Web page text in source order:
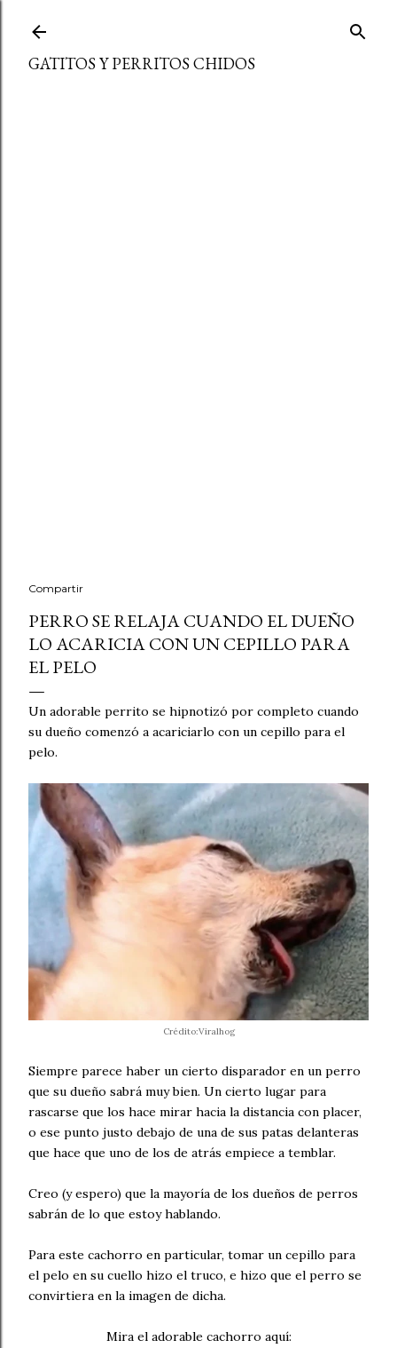
GATITOS Y PERRITOS CHIDOS
Compartir
PERRO SE RELAJA CUANDO EL DUEÑO
LO ACARICIA CON UN CEPILLO PARA
EL PELO
Un adorable perrito se hipnotizó por completo cuando
su dueño comenzó a acariciarlo con un cepillo para el
pelo.
Crédito:Viralhog
Siempre parece haber un cierto disparador en un perro
que su dueño sabrá muy bien. Un cierto lugar para
rascarse que los hace mirar hacia la distancia con placer,
o ese punto justo debajo de una de sus patas delanteras
que hace que uno de los de atrás empiece a temblar.
Creo (y espero) que la mayoría de los dueños de perros
sabrán de lo que estoy hablando.
Para este cachorro en particular, tomar un cepillo para
el pelo en su cuello hizo el truco, e hizo que el perro se
convirtiera en la imagen de dicha.
Mira el adorable cachorro aquí: